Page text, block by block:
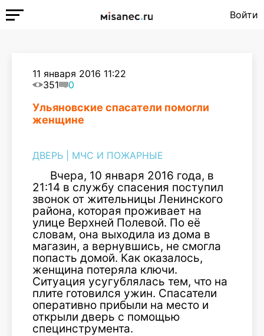
Войти
11 января 2016 11:22
351
0
Ульяновские спасатели помогли
женщине
ДВЕРЬ МЧС И ПОЖАРНЫЕ
Вчера, 10 января 2016 года, в
21:14 в службу спасения поступил
звонок от жительницы Ленинского
района, которая проживает на
улице Верхней Полевой. По её
словам, она выходила из дома в
магазин, а вернувшись, не смогла
попасть домой. Как оказалось,
женщина потеряла ключи.
Ситуация усугублялась тем, что на
плите готовился ужин. Спасатели
оперативно прибыли на место и
открыли дверь с помощью
специнструмента.